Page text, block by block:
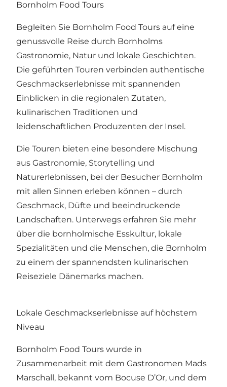
Bornholm Food Tours
Begleiten Sie Bornholm Food Tours auf eine
genussvolle Reise durch Bornholms
Gastronomie, Natur und lokale Geschichten.
Die geführten Touren verbinden authentische
Geschmackserlebnisse mit spannenden
Einblicken in die regionalen Zutaten,
kulinarischen Traditionen und
leidenschaftlichen Produzenten der Insel.
Die Touren bieten eine besondere Mischung
aus Gastronomie, Storytelling und
Naturerlebnissen, bei der Besucher Bornholm
mit allen Sinnen erleben können – durch
Geschmack, Düfte und beeindruckende
Landschaften. Unterwegs erfahren Sie mehr
über die bornholmische Esskultur, lokale
Spezialitäten und die Menschen, die Bornholm
zu einem der spannendsten kulinarischen
Reiseziele Dänemarks machen.
Lokale Geschmackserlebnisse auf höchstem
Niveau
Bornholm Food Tours wurde in
Zusammenarbeit mit dem Gastronomen Mads
Marschall, bekannt vom Bocuse D’Or, und dem